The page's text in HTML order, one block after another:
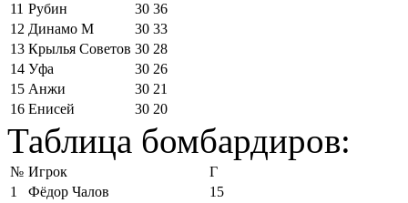
11 Рубин 30 36
12 Динамо М 30 33
13 Крылья Советов 30 28
14 Уфа 30 26
15 Анжи 30 21
16 Енисей 30 20
Таблица бомбардиров:
№ Игрок
Г
1
Фёдор Чалов
15